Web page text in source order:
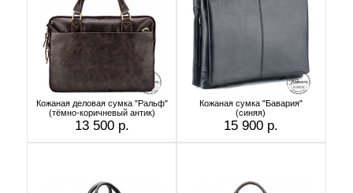
Кожаная деловая сумка "Ральф"
(тёмно-коричневый антик)
13 500 р.
Кожаная сумка "Бавария"
(синяя)
15 900 р.